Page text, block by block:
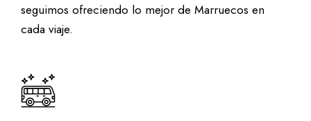
seguimos ofreciendo lo mejor de Marruecos en
cada viaje.